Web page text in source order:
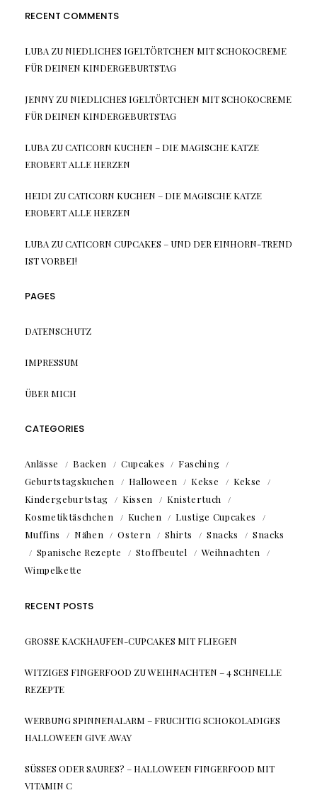
RECENT COMMENTS
LUBAZU NIEDLICHES IGELTÖRTCHEN MIT SCHOKOCREME
FÜR DEINEN KINDERGEBURTSTAG
JENNYZU NIEDLICHES IGELTÖRTCHEN MIT SCHOKOCREME
FÜR DEINEN KINDERGEBURTSTAG
LUBAZUCATICORN KUCHEN – DIE MAGISCHE KATZE
EROBERT ALLE HERZEN
HEIDI ZUCATICORN KUCHEN – DIE MAGISCHE KATZE
EROBERT ALLE HERZEN
LUBAZUCATICORN CUPCAKES – UND DER EINHORN-TREND
IST VORBEI!
PAGES
DATENSCHUTZ
IMPRESSUM
ÜBER MICH
CATEGORIES
Anlässe Backen Cupcakes
Fasching
Geburtstagskuchen
Halloween Kekse
Kekse
Kindergeburtstag
Kissen
Knistertuch
Kosmetiktäschchen
Kuchen
Lustige Cupcakes
Muffins
Nähen Ostern Shirts Snacks
Snacks
Spanische Rezepte
Stoffbeutel
Weihnachten
Wimpelkette
RECENT POSTS
GROSSE KACKHAUFEN-CUPCAKES MIT FLIEGEN
WITZIGES FINGERFOOD ZU WEIHNACHTEN – 4 SCHNELLE
REZEPTE
WERBUNG SPINNENALARM – FRUCHTIG SCHOKOLADIGES
HALLOWEEN GIVE AWAY
SÜSSES ODER SAURES? – HALLOWEEN FINGERFOOD MIT V
ITAMIN C